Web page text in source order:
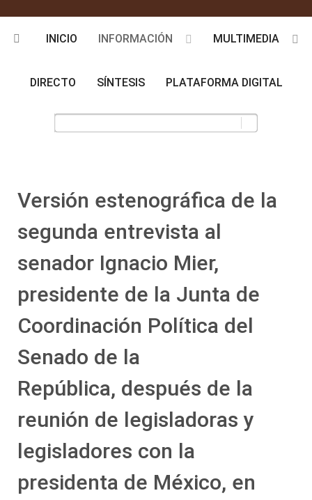
INICIO INFORMACIÓN MULTIMEDIA
DIRECTO SÍNTESIS PLATAFORMA DIGITAL
Versión estenográfica de la
segunda entrevista al
senador Ignacio Mier,
presidente de la Junta de
Coordinación Política del
Senado de la
República, después de la
reunión de legisladoras y
legisladores con la
presidenta de México, en